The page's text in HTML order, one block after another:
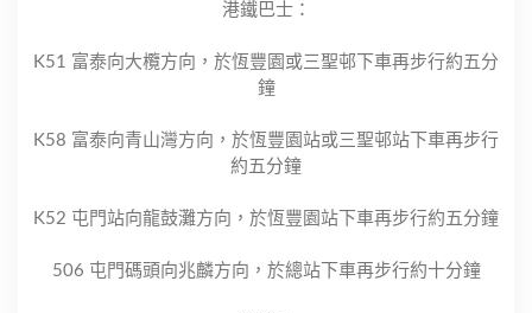
港鐵巴士：
K51 富泰向大欖方向，於恆豐園或三聖邨下車再步行約五分
鐘
K58 富泰向青山灣方向，於恆豐園站或三聖邨站下車再步行
約五分鐘
K52 屯門站向龍鼓灘方向，於恆豐園站下車再步行約五分鐘
506 屯門碼頭向兆麟方向，於總站下車再步行約十分鐘